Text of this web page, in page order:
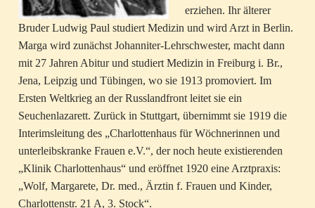
erziehen. Ihr älterer
Bruder Ludwig Paul studiert Medizin und wird Arzt in Berlin.
Marga wird zunächst Johanniter-Lehrschwester, macht dann
mit 27 Jahren Abitur und studiert Medizin in Freiburg i. Br.,
Jena, Leipzig und Tübingen, wo sie 1913 promoviert. Im
Ersten Weltkrieg an der Russlandfront leitet sie ein
Seuchenlazarett. Zurück in Stuttgart, übernimmt sie 1919 die
Interimsleitung des „Charlottenhaus für Wöchnerinnen und
unterleibskranke Frauen e.V.“, der noch heute existierenden
„Klinik Charlottenhaus“ und eröffnet 1920 eine Arztpraxis:
„Wolf, Margarete, Dr. med., Ärztin f. Frauen und Kinder,
Charlottenstr. 21 A, 3. Stock“.